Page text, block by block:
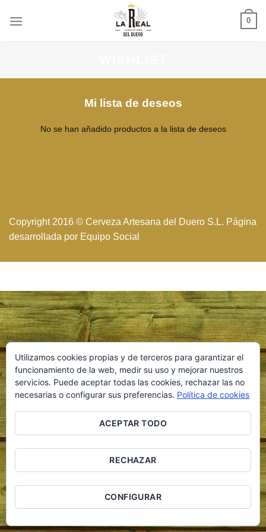
0
Mi lista de deseos
No se han añadido productos a la lista de deseos
Copyright 2016 © Cerveza Artesana del Duero S.L. Página
desarrollada por Equipo Social
Utilizamos cookies propias y de terceros para garantizar el
funcionamiento de la web, medir su uso y mejorar nuestros
servicios. Puede aceptar todas las cookies, rechazar las no
necesarias o configurar sus preferencias. Política de cookies
ACEPTAR TODO
RECHAZAR
CONFIGURAR